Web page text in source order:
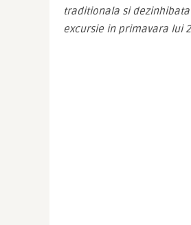
traditionala si
excursie in primavara lui